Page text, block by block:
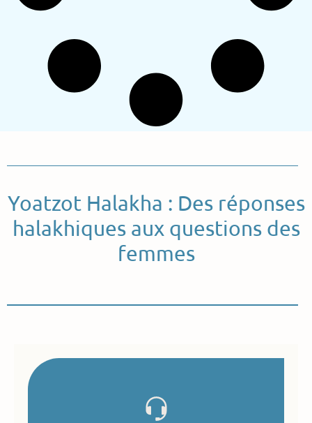
Yoatzot Halakha : Des réponses
halakhiques aux questions des
femmes